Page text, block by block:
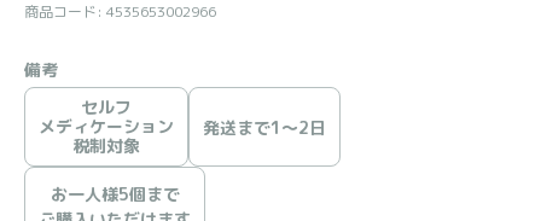
商品コード: 4535653002966
備考
セルフ
メディケーション
税制対象
発送まで1〜2日
お一人様5個まで